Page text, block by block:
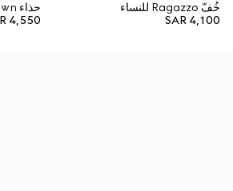
خُفّ Ragazzo للنساء
SAR 4,100
حذاء Princetown مفتوح للنساء
4,550